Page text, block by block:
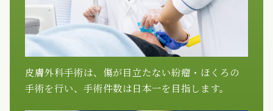
皮膚外科手術は、傷が目立たない紛瘤・ほくろの
手術を行い、手術件数は日本一を目指します。